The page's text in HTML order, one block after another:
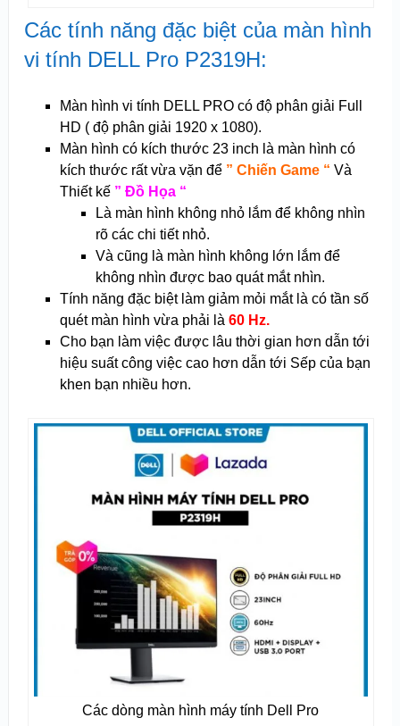
Các tính năng đặc biệt của màn hình
vi tính DELL Pro P2319H:
Màn hình vi tính DELL PRO có độ phân giải Full
HD ( độ phân giải 1920 x 1080).
Màn hình có kích thước 23 inch là màn hình có
kích thước rất vừa vặn để ” Chiến Game “ Và
Thiết kế ” Đồ Họa “
Là màn hình không nhỏ lắm để không nhìn
rõ các chi tiết nhỏ.
Và cũng là màn hình không lớn lắm để
không nhìn được bao quát mắt nhìn.
Tính năng đặc biệt làm giảm mỏi mắt là có tần số
quét màn hình vừa phải là 60 Hz.
Cho bạn làm việc được lâu thời gian hơn dẫn tới
hiệu suất công việc cao hơn dẫn tới Sếp của bạn
khen bạn nhiều hơn.
Các dòng màn hình máy tính Dell Pro